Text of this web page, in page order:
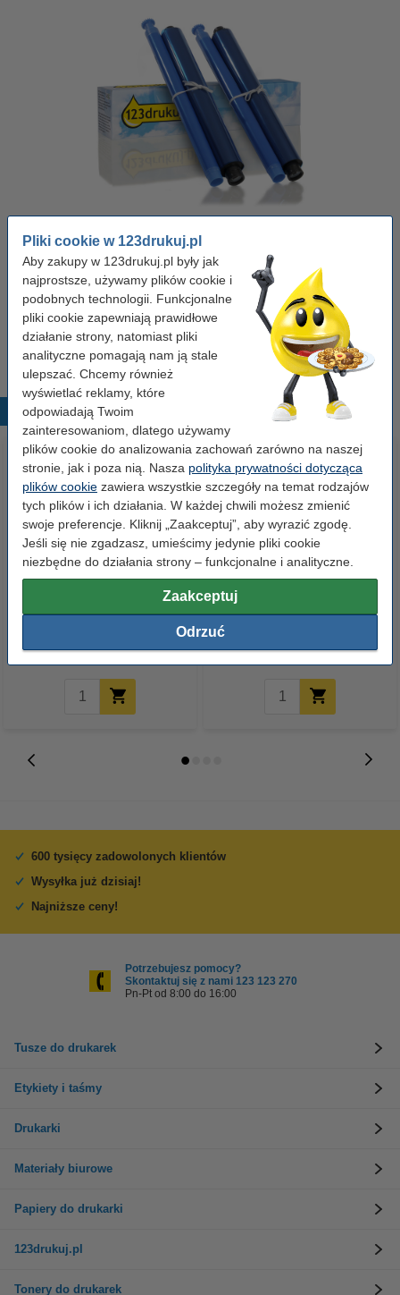
Pliki cookie w 123drukuj.pl
Aby zakupy w 123drukuj.pl były jak
najprostsze, używamy plików cookie i
podobnych technologii. Funkcjonalne
pliki cookie zapewniają prawidłowe
działanie strony, natomiast pliki
analityczne pomagają nam ją stale
ulepszać. Chcemy również
wyświetlać reklamy, które
odpowiadają Twoim
zainteresowaniom, dlatego używamy
plików cookie do analizowania zachowań zarówno na naszej
stronie, jak i poza nią. Nasza polityka prywatności dotycząca
plików cookie zawiera wszystkie szczegóły na temat rodzajów
tych plików i ich działania. W każdej chwili możesz zmienić
swoje preferencje. Kliknij „Zaakceptuj”, aby wyrazić zgodę.
Jeśli się nie zgadzasz, umieścimy jedynie pliki cookie
niezbędne do działania strony – funkcjonalne i analityczne.
Zaakceptuj
Odrzuć
Kliknij i sprawdź całą specyfikacje
Zaoszczędź prawie
na swojej taśmie barwiącej!
Dostępny
Zamów na wtorek
35,00 zł Zamawiam
123drukuj zamiennik HP 13X
123drukuj zamiennik HP 53X
600 tysięcy zadowolonych klientów
Wysyłka już dzisiaj!
Najniższe ceny!
Potrzebujesz pomocy?
Skontaktuj się z nami 123 123 270
Pn-Pt od 8:00 do 16:00
Tusze do drukarek
Etykiety i taśmy
Drukarki
Materiały biurowe
Papiery do drukarki
123drukuj.pl
Tonery do drukarek